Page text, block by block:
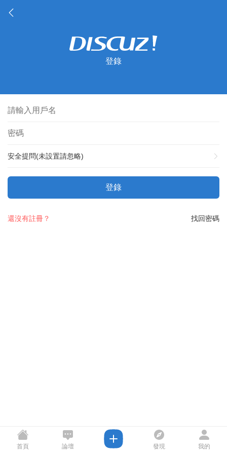
登錄
安全提問(未設置請忽略)
登錄
找回密碼
還沒有註冊？
首頁 論壇 發現 我的